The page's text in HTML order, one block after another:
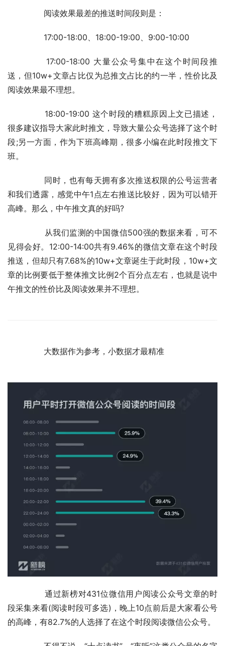
	　　阅读效果最差的推送时间段则是：
	　　17:00-18:00、18:00-19:00、9:00-10:00
送，但10w+文章占比仅为总推文占比的约一半，性价比及
阅读效果最不理想。
很多建议指导大家此时推文，导致大量公众号选择了这个时
段;另一方面，作为下班高峰期，很多小编在此时段推文下
班。
和我们透露，感觉中午1点左右推送比较好，因为可以错开
高峰。那么，中午推文真的好吗?
见得会好。12:00-14:00共有9.46%的微信文章在这个时段
推送，但却只有7.68%的10w+文章诞生于此时段，10w+文
章的比例要低于整体推文比例2个百分点左右，也就是说中
午推文的性价比及阅读效果并不理想。
	　　大数据作为参考，小数据才最精准
段采集来看(阅读时段可多选)，晚上10点前后是大家看公号
的高峰，有82.7%的人选择了在这个时段阅读微信公众号。